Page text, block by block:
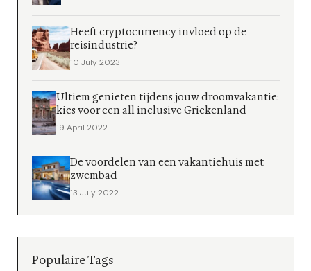
Heeft cryptocurrency invloed op de
reisindustrie?
10 July 2023
Ultiem genieten tijdens jouw droomvakantie:
kies voor een all inclusive Griekenland
19 April 2022
De voordelen van een vakantiehuis met
zwembad
13 July 2022
Populaire Tags